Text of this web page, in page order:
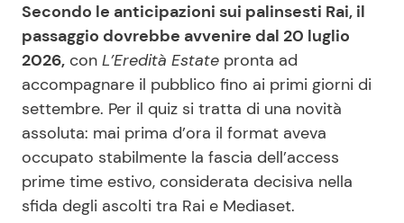
Secondo le anticipazioni sui palinsesti Rai, il
passaggio dovrebbe avvenire dal 20 luglio
2026, con L’Eredità Estate pronta ad
accompagnare il pubblico fino ai primi giorni di
settembre. Per il quiz si tratta di una novità
assoluta: mai prima d’ora il format aveva
occupato stabilmente la fascia dell’access
prime time estivo, considerata decisiva nella
sfida degli ascolti tra Rai e Mediaset.